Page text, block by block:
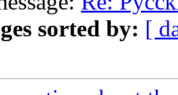
sorted by: [